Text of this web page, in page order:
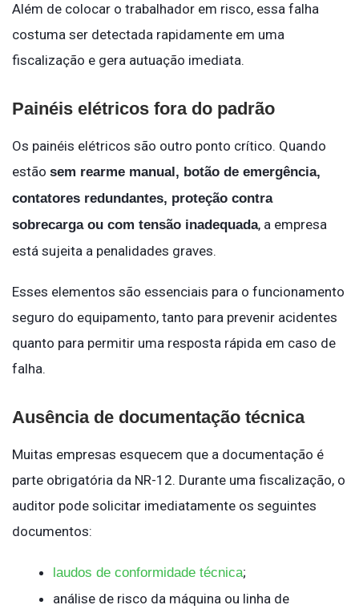
Além de colocar o trabalhador em risco, essa falha
costuma ser detectada rapidamente em uma
fiscalização e gera autuação imediata.
Painéis elétricos fora do padrão
Os painéis elétricos são outro ponto crítico. Quando
estão sem rearme manual, botão de emergência,
contatores redundantes, proteção contra
sobrecarga ou com tensão inadequada, a empresa
está sujeita a penalidades graves.
Esses elementos são essenciais para o funcionamento
seguro do equipamento, tanto para prevenir acidentes
quanto para permitir uma resposta rápida em caso de
falha.
Ausência de documentação técnica
Muitas empresas esquecem que a documentação é
parte obrigatória da NR-12. Durante uma fiscalização, o
auditor pode solicitar imediatamente os seguintes
documentos:
laudos de conformidade técnica;
análise de risco da máquina ou linha de